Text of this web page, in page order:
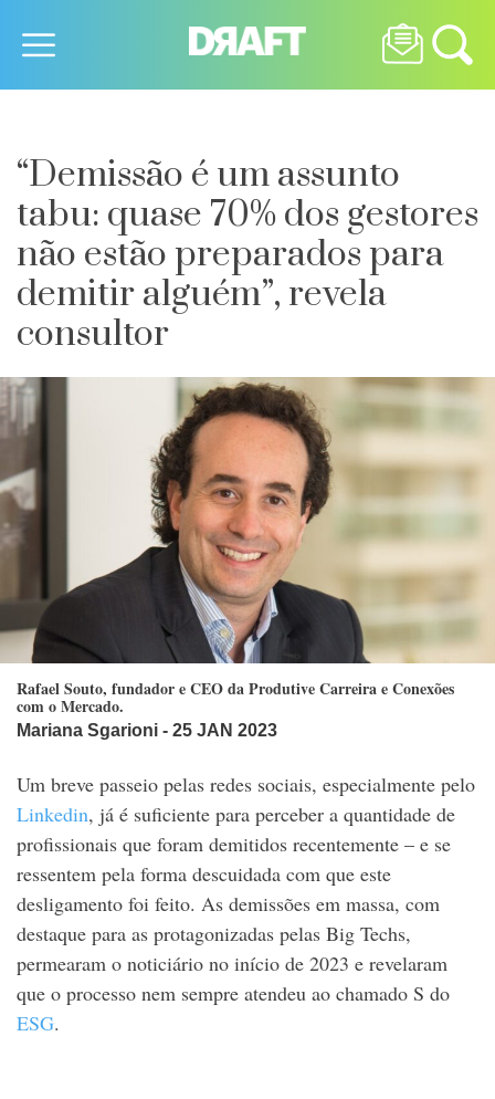
“Demissão é um assunto
tabu: quase 70% dos gestores
não estão preparados para
demitir alguém”, revela
consultor
Rafael Souto, fundador e CEO da Produtive Carreira e Conexões
com o Mercado.
Mariana Sgarioni - 25 JAN 2023
Um breve passeio pelas redes sociais, especialmente pelo
Linkedin, já é suficiente para perceber a quantidade de
profissionais que foram demitidos recentemente – e se
ressentem pela forma descuidada com que este
desligamento foi feito. As demissões em massa, com
destaque para as protagonizadas pelas Big Techs,
permearam o noticiário no início de 2023 e revelaram
que o processo nem sempre atendeu ao chamado S do
ESG.